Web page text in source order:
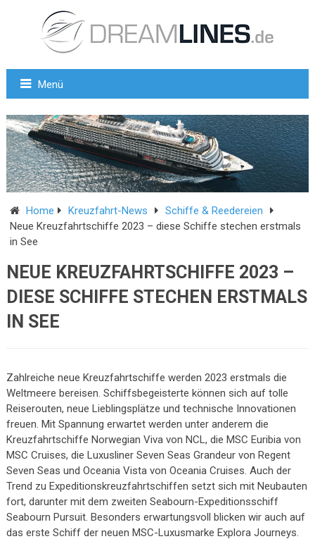
Menü
Home Kreuzfahrt-News
Schiffe & Reedereien
Neue Kreuzfahrtschiffe 2023 – diese Schiffe stechen erstmals
in See
NEUE KREUZFAHRTSCHIFFE 2023 –
DIESE SCHIFFE STECHEN ERSTMALS
IN SEE
Zahlreiche neue Kreuzfahrtschiffe werden 2023 erstmals die
Weltmeere bereisen. Schiffsbegeisterte können sich auf tolle
Reiserouten, neue Lieblingsplätze und technische Innovationen
freuen. Mit Spannung erwartet werden unter anderem die
Kreuzfahrtschiffe Norwegian Viva von NCL, die MSC Euribia von
MSC Cruises, die Luxusliner Seven Seas Grandeur von Regent
Seven Seas und Oceania Vista von Oceania Cruises. Auch der
Trend zu Expeditionskreuzfahrtschiffen setzt sich mit Neubauten
fort, darunter mit dem zweiten Seabourn-Expeditionsschiff
Seabourn Pursuit. Besonders erwartungsvoll blicken wir auch auf
das erste Schiff der neuen MSC-Luxusmarke Explora Journeys.